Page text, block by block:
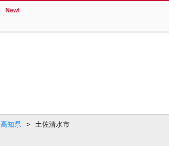
New!
高知県 > 土佐清水市